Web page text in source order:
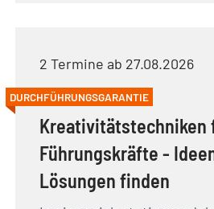
2 Termine ab 27.08.2026
DURCHFÜHRUNGSGARANTIE
Kreativitätstechniken
Führungskräfte -
Lösungen finden